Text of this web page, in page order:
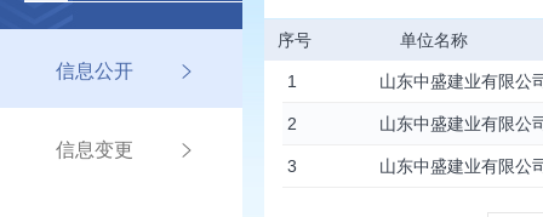
信息公开
信息变更
序号 单位名称
1 山东中盛建业有限公
2 山东中盛建业有限公
3 山东中盛建业有限公